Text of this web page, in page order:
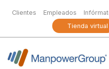
Clientes Empleados
Tienda virtual